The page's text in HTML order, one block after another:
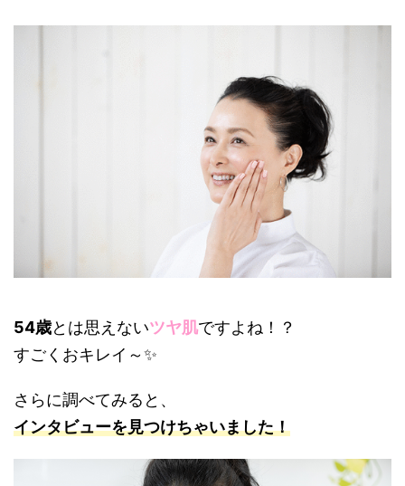
54歳とは思えないツヤ肌ですよね！？
すごくおキレイ～✨
さらに調べてみると、
インタビューを見つけちゃいました！